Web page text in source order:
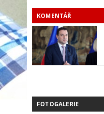
KOMENTÁŘ
FOTOGALERIE